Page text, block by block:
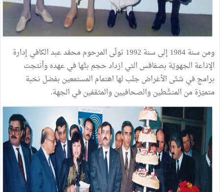
ومن سنة 1984 إلى سنة 1992 تولّى المرحوم محمّد عبد الكافي إدارة
الإذاعة الجهويّة بصفاقس التي ازداد حجم بثّها في عهده وأنتجت
برامج في شتّى الأغراض جلب لها اهتمام المستمعين بفضل نخبة
متميّزة من المنشّطين والصحافيين والمثقفين في الجهة.